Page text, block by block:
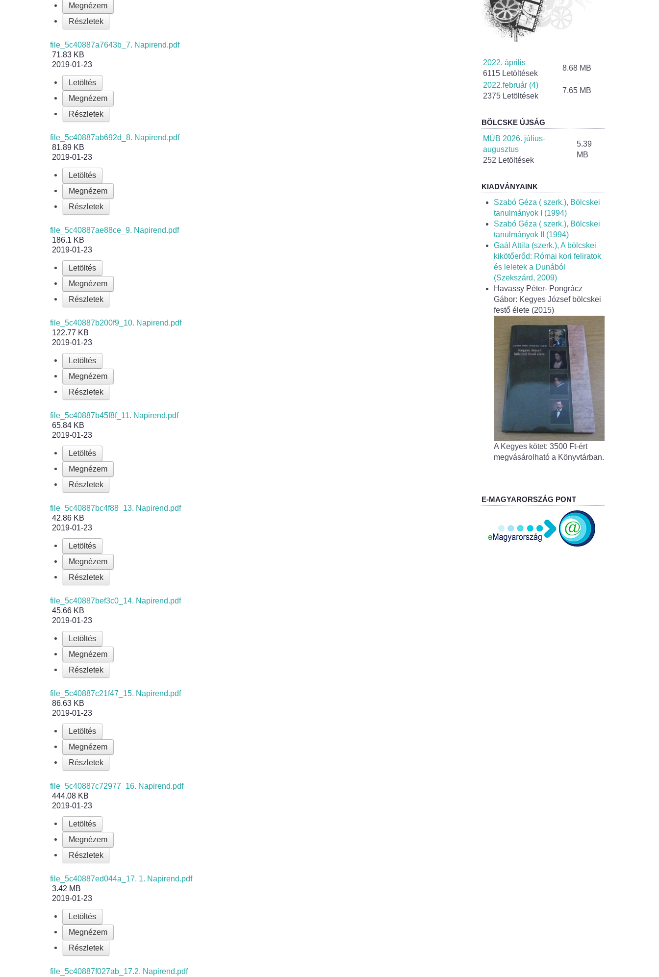
Megnézem
Részletek
file_5c40887a7643b_7. Napirend.pdf
71.83 KB
2019-01-23
Letöltés
Megnézem
Részletek
file_5c40887ab692d_8. Napirend.pdf
81.89 KB
2019-01-23
Letöltés
Megnézem
Részletek
file_5c40887ae88ce_9. Napirend.pdf
186.1 KB
2019-01-23
Letöltés
Megnézem
Részletek
file_5c40887b200f9_10. Napirend.pdf
122.77 KB
2019-01-23
Letöltés
Megnézem
Részletek
file_5c40887b45f8f_11. Napirend.pdf
65.84 KB
2019-01-23
Letöltés
Megnézem
Részletek
file_5c40887bc4f88_13. Napirend.pdf
42.86 KB
2019-01-23
Letöltés
Megnézem
Részletek
file_5c40887bef3c0_14. Napirend.pdf
45.66 KB
2019-01-23
Letöltés
Megnézem
Részletek
file_5c40887c21f47_15. Napirend.pdf
86.63 KB
2019-01-23
Letöltés
Megnézem
Részletek
file_5c40887c72977_16. Napirend.pdf
444.08 KB
2019-01-23
Letöltés
Megnézem
Részletek
file_5c40887ed044a_17. 1. Napirend.pdf
3.42 MB
2019-01-23
Letöltés
Megnézem
Részletek
file_5c40887f027ab_17.2. Napirend.pdf
2022. április
6115 Letöltések
8.68 MB
2022.február (4)
2375 Letöltések
7.65 MB
BÖLCSKE ÚJSÁG
MÚB 2026. július-
augusztus
252 Letöltések
5.39
MB
KIADVÁNYAINK
Szabó Géza ( szerk.), Bölcskei
tanulmányok I (1994)
Szabó Géza ( szerk.), Bölcskei
tanulmányok II (1994)
Gaál Attila (szerk.), A bölcskei
kikötőerőd: Római kori feliratok
és leletek a Dunából
(Szekszárd, 2009)
Havassy Péter- Pongrácz
Gábor: Kegyes József bölcskei
festő élete (2015)
A Kegyes kötet: 3500 Ft-ért
megvásárolható a Könyvtárban.
E-MAGYARORSZÁG PONT